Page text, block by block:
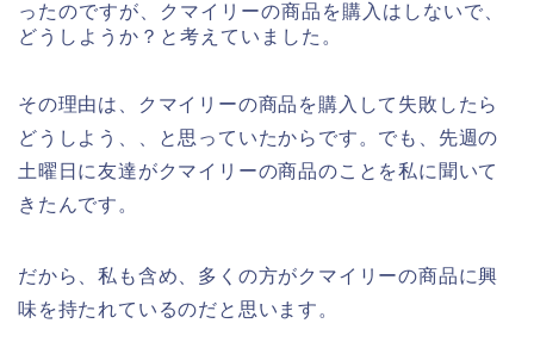
ったのですが、クマイリーの商品を購入はしないで、
どうしようか？と考えていました。
その理由は、クマイリーの商品を購入して失敗したら
どうしよう、、と思っていたからです。でも、先週の
土曜日に友達がクマイリーの商品のことを私に聞いて
きたんです。
だから、私も含め、多くの方がクマイリーの商品に興
味を持たれているのだと思います。